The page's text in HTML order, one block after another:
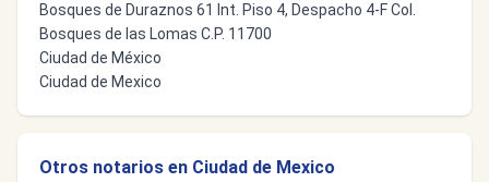
Bosques de Duraznos 61 Int. Piso 4, Despacho 4-F Col.
Bosques de las Lomas C.P. 11700
Ciudad de México
Ciudad de Mexico
Otros notarios en Ciudad de Mexico